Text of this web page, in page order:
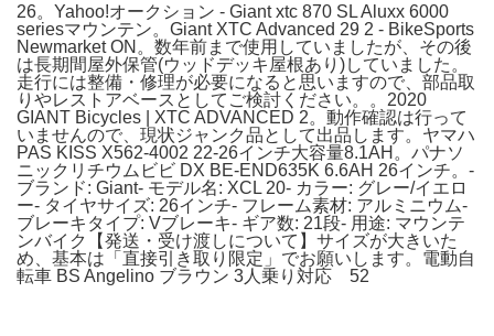
26。Yahoo!オークション - Giant xtc 870 SL Aluxx 6000
seriesマウンテン。Giant XTC Advanced 29 2 - BikeSports
Newmarket ON。数年前まで使用していましたが、その後
は長期間屋外保管(ウッドデッキ屋根あり)していました。
走行には整備・修理が必要になると思いますので、部品取
りやレストアベースとしてご検討ください。。2020
GIANT Bicycles | XTC ADVANCED 2。動作確認は行って
いませんので、現状ジャンク品として出品します。ヤマハ
PAS KISS X562-4002 22-26インチ大容量8.1AH。パナソ
ニックリチウムビビ DX BE-END635K 6.6AH 26インチ。-
ブランド: Giant- モデル名: XCL 20- カラー: グレー/イエロ
ー- タイヤサイズ: 26インチ- フレーム素材: アルミニウム-
ブレーキタイプ: Vブレーキ- ギア数: 21段- 用途: マウンテ
ンバイク【発送・受け渡しについて】サイズが大きいた
め、基本は「直接引き取り限定」でお願いします。電動自
転車 BS Angelino ブラウン 3人乗り対応 52